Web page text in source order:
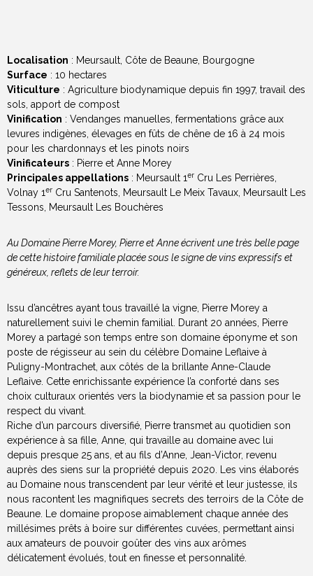
Localisation : Meursault, Côte de Beaune, Bourgogne
Surface : 10 hectares
Viticulture : Agriculture biodynamique depuis fin 1997, travail des
sols, apport de compost
Vinification : Vendanges manuelles, fermentations grâce aux
levures indigènes, élevages en fûts de chêne de 16 à 24 mois
pour les chardonnays et les pinots noirs
Vinificateurs : Pierre et Anne Morey
Principales appellations : Meursault 1er Cru Les Perrières,
Volnay 1er Cru Santenots, Meursault Le Meix Tavaux, Meursault Les
Tessons, Meursault Les Bouchères
Au Domaine Pierre Morey, Pierre et Anne écrivent une très belle page
de cette histoire familiale placée sous le signe de vins expressifs et
généreux, reflets de leur terroir.
Issu d’ancêtres ayant tous travaillé la vigne, Pierre Morey a
naturellement suivi le chemin familial. Durant 20 années, Pierre
Morey a partagé son temps entre son domaine éponyme et son
poste de régisseur au sein du célèbre Domaine Leflaive à
Puligny-Montrachet, aux côtés de la brillante Anne-Claude
Leflaive. Cette enrichissante expérience l’a conforté dans ses
choix culturaux orientés vers la biodynamie et sa passion pour le
respect du vivant.
Riche d’un parcours diversifié, Pierre transmet au quotidien son
expérience à sa fille, Anne, qui travaille au domaine avec lui
depuis presque 25 ans, et au fils d’Anne, Jean-Victor, revenu
auprès des siens sur la propriété depuis 2020. Les vins élaborés
au Domaine nous transcendent par leur vérité et leur justesse, ils
nous racontent les magnifiques secrets des terroirs de la Côte de
Beaune. Le domaine propose aimablement chaque année des
millésimes prêts à boire sur différentes cuvées, permettant ainsi
aux amateurs de pouvoir goûter des vins aux arômes
délicatement évolués, tout en finesse et personnalité.